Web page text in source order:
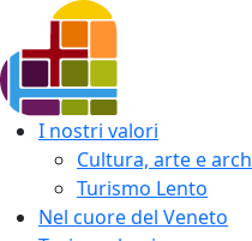
I nostri valori
Cultura, arte e
Turismo Lento
Nel cuore del Veneto